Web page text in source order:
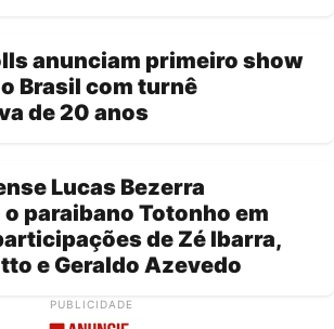
anunciam primeiro show
Brasil com turnê
de 20 anos
Lucas Bezerra
paraibano Totonho em
de Zé Ibarra,
e Geraldo Azevedo
PUBLICIDADE